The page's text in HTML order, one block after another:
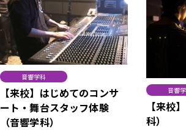
音響学科
【来校】はじめてのコンサ
ート・舞台スタッフ体験
（音響学科）
音響
【来校
科）